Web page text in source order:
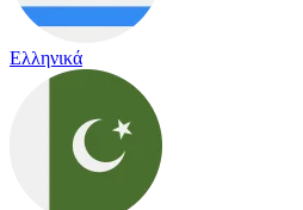
Ελληνικά